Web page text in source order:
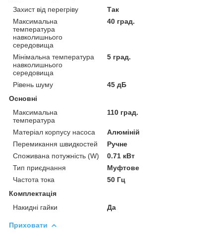
Захист від перегріву
Так
Максимальна
температура
навколишнього
середовища
40 град.
Мінімальна температура
навколишнього
середовища
5 град.
Рівень шуму
45 дБ
Основні
Максимальна
температура
110 град.
Матеріал корпусу насоса
Алюміній
Перемикання швидкостей
Ручне
Споживана потужність (W)
0.71 кВт
Тип приєднання
Муфтове
Частота тока
50 Гц
Комплектація
Накидні гайки
Да
Приховати